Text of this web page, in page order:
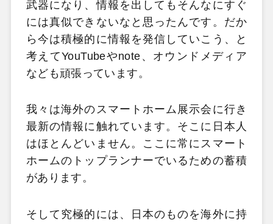
武器になり、情報を出してもそんなにすぐ
には真似できないなと思ったんです。だか
ら今は積極的に情報を発信していこう、と
考えてYouTubeやnote、オウンドメディア
なども頑張っています。
我々は海外のスマートホーム展示会に行き
最新の情報に触れています。そこに日本人
はほとんどいません。ここに常にスマート
ホームのトップランナーでいるための蓄積
があります。
そして究極的には、日本のものを海外に持